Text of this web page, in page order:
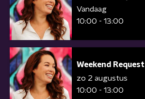
Vandaag
10:00 - 13:00
Weekend Request
zo 2 augustus
10:00 - 13:00